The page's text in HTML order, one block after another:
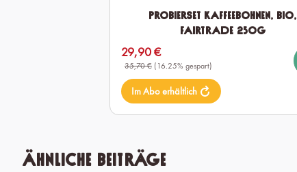
Probierset Kaffeebohnen, Bio,
Fairtrade 250g
Verkaufspreis:
29,90 €
35,70 € (16.25% gespart)
Im Abo erhältlich
Ähnliche Beiträge